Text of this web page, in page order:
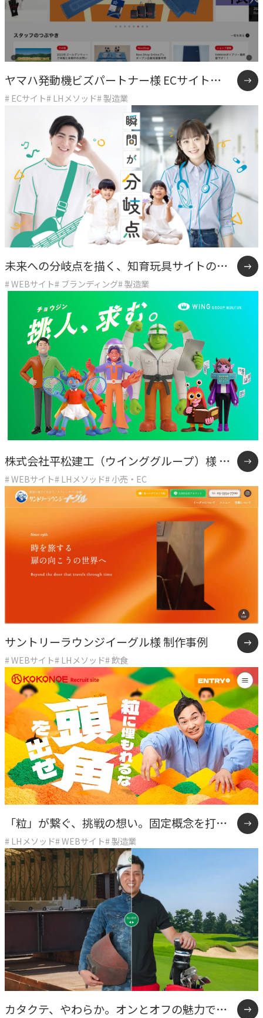
事例紹介
NEWS
BLOG
ブログ
CONTACT
お問い合わせ
ヤマハ発動機ビズパートナー様 ECサイト
「Revs Shop Online」制作事例
# ECサイト# LHメソッド# 製造業
未来への分岐点を描く、知育玩具サイトの逆
張り戦略
# WEBサイト# ブランディング# 製造業
株式会社平松建工（ウインググループ）様 採
用サイト制作事例
# WEBサイト# LHメソッド# 小売・EC
サントリーラウンジイーグル様 制作事例
# WEBサイト# LHメソッド# 飲食
「粒」が繋ぐ、挑戦の想い。固定概念を打破
したKOKONOEの挑戦。
# LHメソッド# WEBサイト# 製造業
カタクテ、やわらか。オンとオフの魅力で若